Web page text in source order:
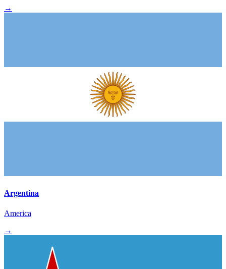
→
Argentina
America
→